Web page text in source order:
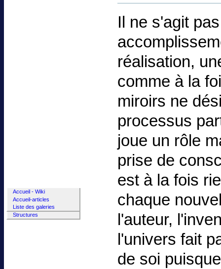
Il ne s'agit
réalisation,
comme à la
miroirs ne
processus
joue un rôle
prise de
est à la fois
chaque
l'auteur,
l'univers fait
de soi
Accueil - Wiki
Dernières modifications
Liste des pages
Structures
Accueil-articles
Liste des articles
Liste des galeries